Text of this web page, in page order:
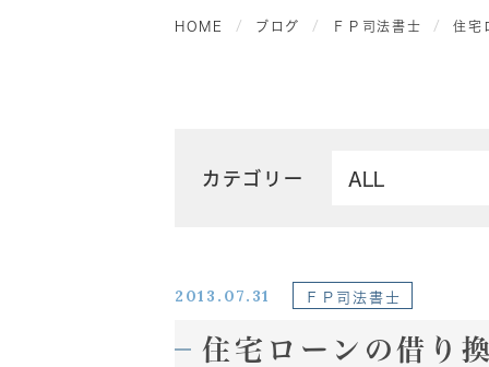
HOME ブログ ＦＰ司法書士 住宅
カテゴリー
2013.07.31 ＦＰ司法書士
住宅ローンの借り